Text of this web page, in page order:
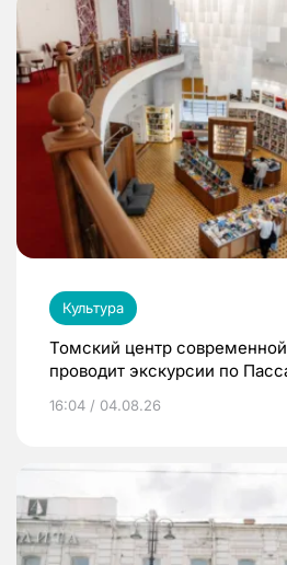
Культура
Томский центр современной
проводит экскурсии по
16:04 / 04.08.26